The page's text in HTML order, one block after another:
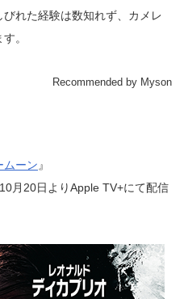
れた経験は数知れず、カメレ
。
Recommended by Myson
ムーン 』
月20日よりApple TV+にて配信